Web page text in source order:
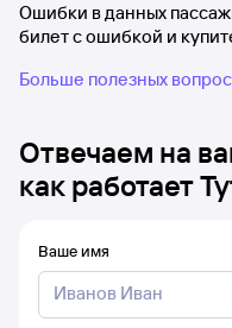
Ошибки в данных
билет с ошибкой и
Больше полезных
Отвечаем на
как работает
Ваше имя